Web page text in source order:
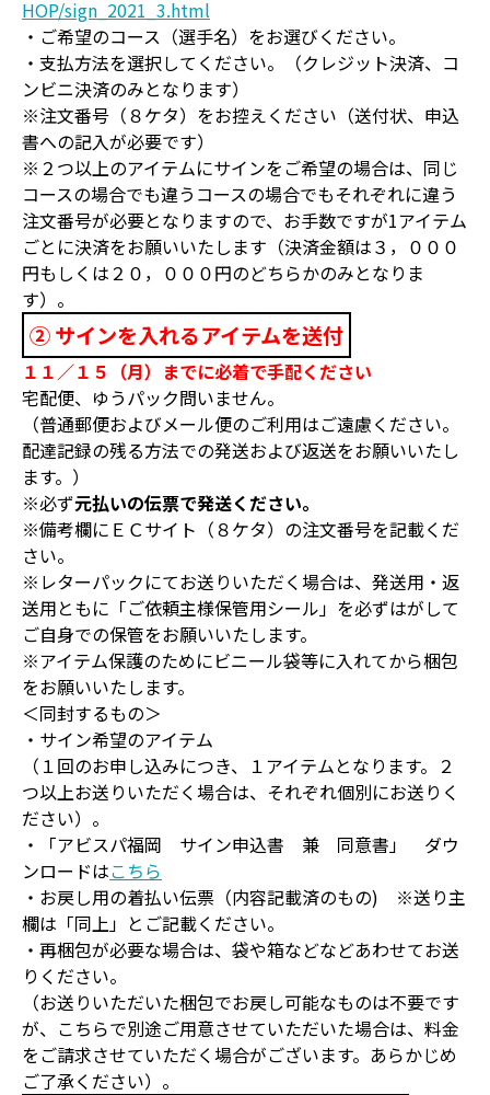
HOP/sign_2021_3.html
・ご希望のコース（選手名）をお選びください。
・支払方法を選択してください。（クレジット決済、コ
ンビニ決済のみとなります）
※注文番号（８ケタ）をお控えください（送付状、申込
書への記入が必要です）
※２つ以上のアイテムにサインをご希望の場合は、同じ
コースの場合でも違うコースの場合でもそれぞれに違う
注文番号が必要となりますので、お手数ですが1アイテム
ごとに決済をお願いいたします（決済金額は３，０００
円もしくは２０，０００円のどちらかのみとなりま
す）。
② サインを入れるアイテムを送付
１１／１５（月）までに必着で手配ください
宅配便、ゆうパック問いません。
（普通郵便およびメール便のご利用はご遠慮ください。
配達記録の残る方法での発送および返送をお願いいたし
ます。）
※必ず元払いの伝票で発送ください。
※備考欄にＥＣサイト（８ケタ）の注文番号を記載くだ
さい。
※レターパックにてお送りいただく場合は、発送用・返
送用ともに「ご依頼主様保管用シール」を必ずはがして
ご自身での保管をお願いいたします。
※アイテム保護のためにビニール袋等に入れてから梱包
をお願いいたします。
＜同封するもの＞
・サイン希望のアイテム
（１回のお申し込みにつき、１アイテムとなります。２
つ以上お送りいただく場合は、それぞれ個別にお送りく
ださい）。
・「アビスパ福岡 サイン申込書 兼 同意書」 ダウ
ンロードはこちら
・お戻し用の着払い伝票（内容記載済のもの) ※送り主
欄は「同上」とご記載ください。
・再梱包が必要な場合は、袋や箱などなどあわせてお送
りください。
（お送りいただいた梱包でお戻し可能なものは不要です
が、こちらで別途ご用意させていただいた場合は、料金
をご請求させていただく場合がございます。あらかじめ
ご了承ください）。